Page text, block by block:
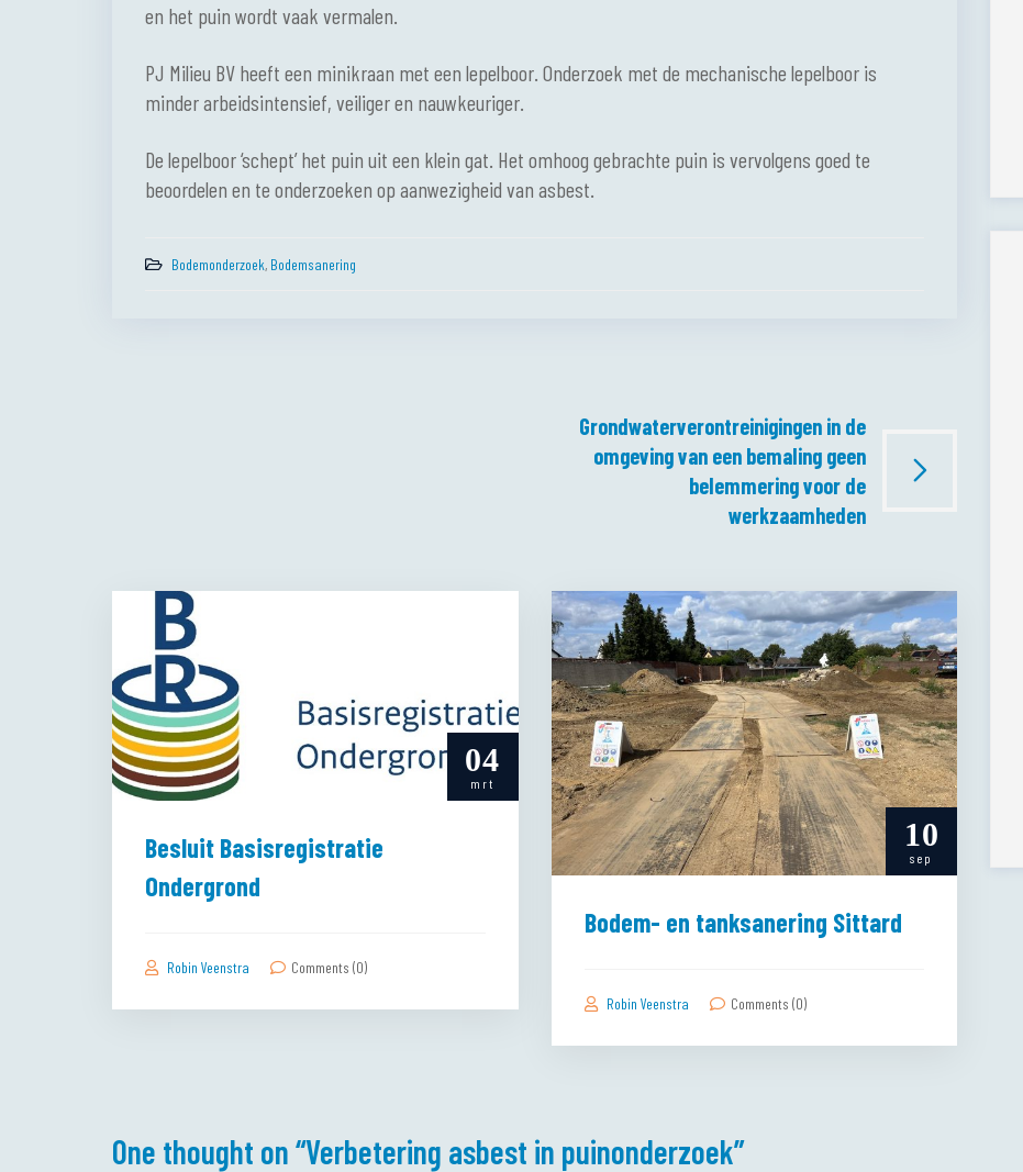
en het puin wordt vaak vermalen.
PJ Milieu BV heeft een minikraan met een lepelboor. Onderzoek met de mechanische lepelboor is
minder arbeidsintensief, veiliger en nauwkeuriger.
De lepelboor ‘schept’ het puin uit een klein gat. Het omhoog gebrachte puin is vervolgens goed te
beoordelen en te onderzoeken op aanwezigheid van asbest.
Bodemonderzoek, Bodemsanering
Grondwaterverontreinigingen in de
omgeving van een bemaling geen
belemmering voor de
werkzaamheden
04
mrt
Besluit Basisregistratie
Ondergrond
Robin Veenstra Comments (0)
10
sep
Bodem- en tanksanering Sittard
Robin Veenstra Comments (0)
One thought on “Verbetering asbest in puinonderzoek”